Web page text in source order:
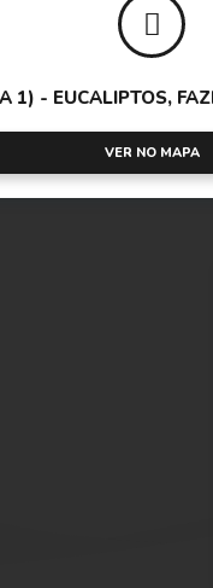
1) - EUCALIPTOS,
VER NO MAPA